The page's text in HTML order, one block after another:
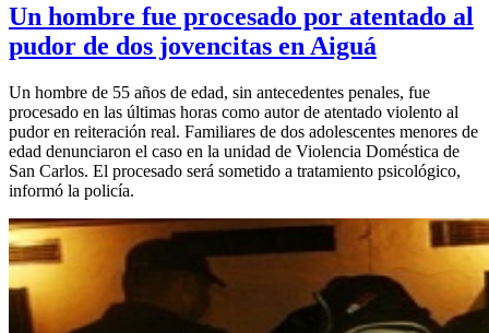
Un hombre fue procesado por atentado al
pudor de dos jovencitas en Aiguá
Un hombre de 55 años de edad, sin antecedentes penales, fue
procesado en las últimas horas como autor de atentado violento al
pudor en reiteración real. Familiares de dos adolescentes menores de
edad denunciaron el caso en la unidad de Violencia Doméstica de
San Carlos. El procesado será sometido a tratamiento psicológico,
informó la policía.